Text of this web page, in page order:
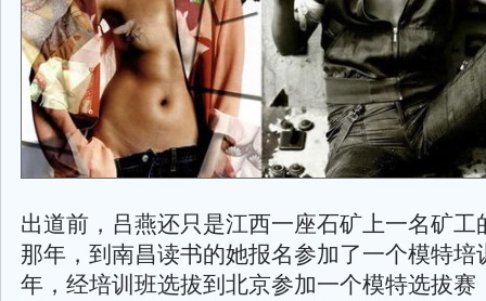
出道前，吕燕还只是江西一座石矿上一名矿工
那年，到南昌读书的她报名参加了一个模特培
年，经培训班选拔到北京参加一个模特选拔赛